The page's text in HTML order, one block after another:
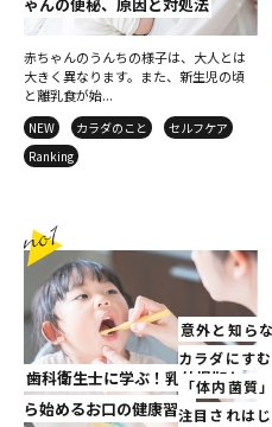
意外と知ら
カラダにす
「体内菌質
注目されはじ
ゃんの便秘、原因と対処法
赤ちゃんのうんちの様子は、大人とは
大きく異なります。また、新生児の頃
と離乳食が始...
NEW カラダのこと
セルフケア
Ranking
歯科衛生士に学ぶ！乳幼児期か
ら始めるお口の健康習慣